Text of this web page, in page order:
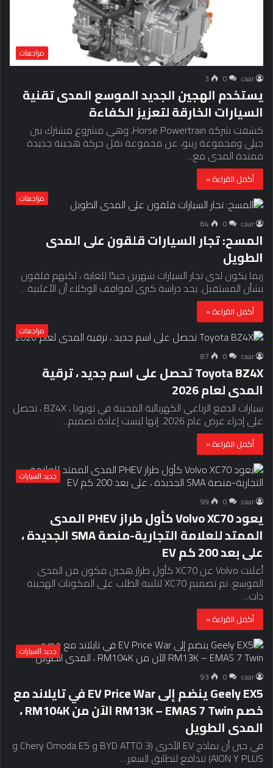
مراجعات
caar
0
3
يستخدم الهجين الجديد الموسع المدى تقنية
السيارات الخارقة لتعزيز الكفاءة
كشفت شركة Horse Powertrain، وهي مشروع مشترك بين
جيلي ومجموعة رينو، عن مجموعة نقل حركة هجينة جديدة
ممتدة المدى مع…
أكمل القراءة »
مراجعات
caar
0
84
المسح: تجار السيارات قلقون على المدى
الطويل
ربما يكون لدى تجار السيارات شهرين جيدًا للغاية ، لكنهم قلقون
بشأن المستقبل. يجد دراسة كبرى لمواقف الوكلاء أن الأغلبية…
أكمل القراءة »
مراجعات
caar
0
87
Toyota BZ4X تحصل على اسم جديد ، ترقية
المدى لعام 2026
سيارات الدفع الرباعي الكهربائية المحببة في تويوتا ، BZ4X ، تحصل
على إجراء عرض عام 2026. إنها ليست إعادة تصميم…
أكمل القراءة »
جديد السيارات
caar
0
99
يعود Volvo XC70 كأول طراز PHEV المدى
الممتد للعلامة التجارية-منصة SMA الجديدة ،
على بعد 200 كم EV
أعلنت Volvo عن XC70 كأول طراز هجين مكون من المدى
الموسع. تم تصميم XC70 لتلبية الطلب على المكونات الهجينة
ذات…
أكمل القراءة »
جديد السيارات
caar
0
93
Geely EX5 ينضم إلى EV Price War في تايلاند مع
خصم RM13K – EMAS 7 Twin الآن من RM104K ،
المدى الطويل
في حين أن نماذج EV الأخرى (BYD ATTO 3 و Chery Omoda E5 و
AION Y PLUS) تتدافع لتطابق السعر…